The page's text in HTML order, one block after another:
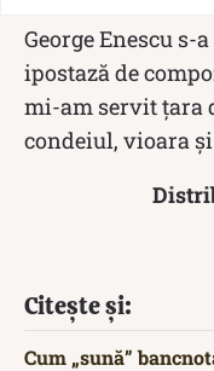
George Enescu
ipostază de
mi-am servit țara
condeiul, vioara
Citește și:
Cum „sună”